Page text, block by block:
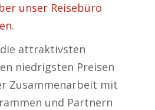
unser Reisebüro
attraktivsten
niedrigsten Preisen
Zusammenarbeit mit
und Partnern